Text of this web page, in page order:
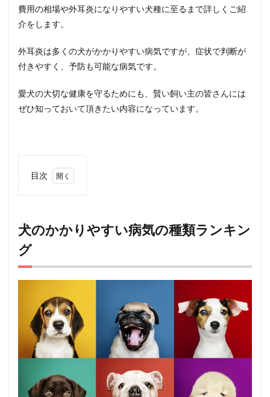
費用の相場や外耳炎になりやすい犬種に至るまで詳しくご紹
介をします。
外耳炎は多くの犬がかかりやすい病気ですが、症状で判断が
付きやすく、予防も可能な病気です。
愛犬の大切な健康を守るためにも、賢い飼い主の皆さんには
ぜひ知っておいて頂きたい内容になっています。
目次
0.1
りや
ング
0.2
犬の病
気ラン
キング
第２
外耳炎
とは
犬のかかりやすい病気の種類ランキン
グ